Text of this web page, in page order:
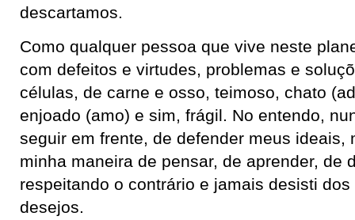
descartamos.
Como qualquer pessoa que vive neste
com defeitos e virtudes, problemas e
células, de carne e osso, teimoso, chato
enjoado (amo) e sim, frágil. No entendo,
seguir em frente, de defender meus ideais,
minha maneira de pensar, de aprender, de
respeitando o contrário e jamais desisti
desejos.